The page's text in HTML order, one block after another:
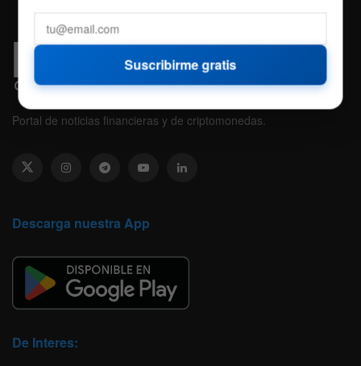
Portal de noticias financieras y de criptomonedas.
Descarga nuestra App
De Interes:
Suscribirme gratis